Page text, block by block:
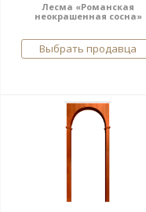
Лесма «Романская
неокрашенная сосна»
Выбрать продавца